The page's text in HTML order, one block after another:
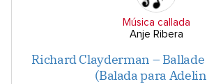
Música callada
Anje Ribera
Richard Clayderman –
(Balada para